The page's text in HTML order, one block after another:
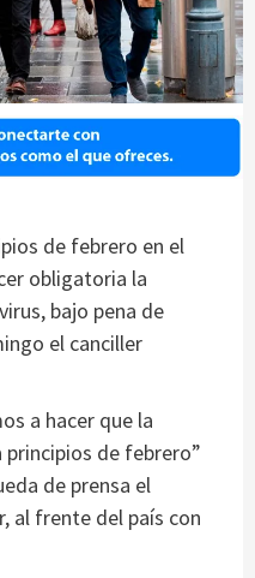
de febrero en el
obligatoria la
bajo pena de
el canciller
a hacer que la
de febrero”
de prensa el
al frente del país con